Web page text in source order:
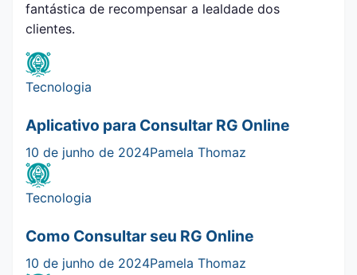
fantástica de recompensar a lealdade dos
clientes.
Tecnologia
Aplicativo para Consultar RG Online
10 de junho de 2024Pamela Thomaz
Tecnologia
Como Consultar seu RG Online
10 de junho de 2024Pamela Thomaz